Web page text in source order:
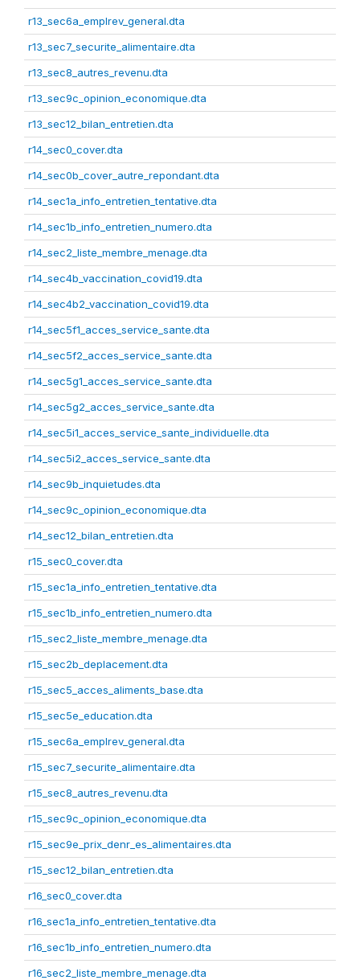
r13_sec6a_emplrev_general.dta
r13_sec7_securite_alimentaire.dta
r13_sec8_autres_revenu.dta
r13_sec9c_opinion_economique.dta
r13_sec12_bilan_entretien.dta
r14_sec0_cover.dta
r14_sec0b_cover_autre_repondant.dta
r14_sec1a_info_entretien_tentative.dta
r14_sec1b_info_entretien_numero.dta
r14_sec2_liste_membre_menage.dta
r14_sec4b_vaccination_covid19.dta
r14_sec4b2_vaccination_covid19.dta
r14_sec5f1_acces_service_sante.dta
r14_sec5f2_acces_service_sante.dta
r14_sec5g1_acces_service_sante.dta
r14_sec5g2_acces_service_sante.dta
r14_sec5i1_acces_service_sante_individuelle.dta
r14_sec5i2_acces_service_sante.dta
r14_sec9b_inquietudes.dta
r14_sec9c_opinion_economique.dta
r14_sec12_bilan_entretien.dta
r15_sec0_cover.dta
r15_sec1a_info_entretien_tentative.dta
r15_sec1b_info_entretien_numero.dta
r15_sec2_liste_membre_menage.dta
r15_sec2b_deplacement.dta
r15_sec5_acces_aliments_base.dta
r15_sec5e_education.dta
r15_sec6a_emplrev_general.dta
r15_sec7_securite_alimentaire.dta
r15_sec8_autres_revenu.dta
r15_sec9c_opinion_economique.dta
r15_sec9e_prix_denr_es_alimentaires.dta
r15_sec12_bilan_entretien.dta
r16_sec0_cover.dta
r16_sec1a_info_entretien_tentative.dta
r16_sec1b_info_entretien_numero.dta
r16_sec2_liste_membre_menage.dta